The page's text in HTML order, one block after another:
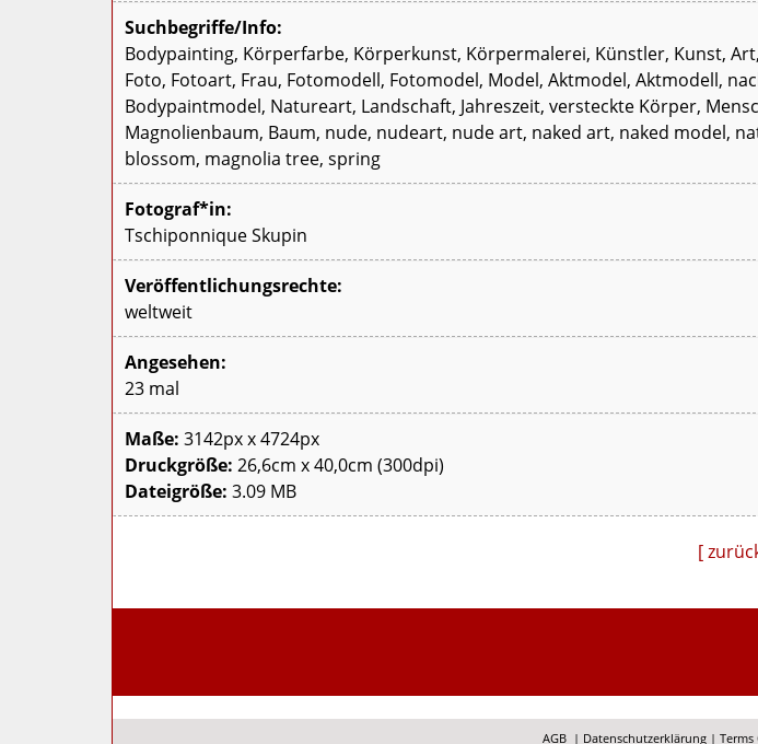
Suchbegriffe/Info:
Bodypainting, Körperfarbe, Körperkunst, Körpermalerei, Künstler, Kunst,
Foto, Fotoart, Frau, Fotomodell, Fotomodel, Model, Aktmodel, Aktmodell,
Bodypaintmodel, Natureart, Landschaft, Jahreszeit, versteckte Körper,
Magnolienbaum, Baum, nude, nudeart, nude art, naked art, naked model,
blossom, magnolia tree, spring
Fotograf*in:
Tschiponnique Skupin
Veröffentlichungsrechte:
weltweit
Angesehen:
23 mal
Maße: 3142px x 4724px
Druckgröße: 26,6cm x 40,0cm (300dpi)
Dateigröße: 3.09 MB
[
AGB | Datenschutzerklärung| Terms